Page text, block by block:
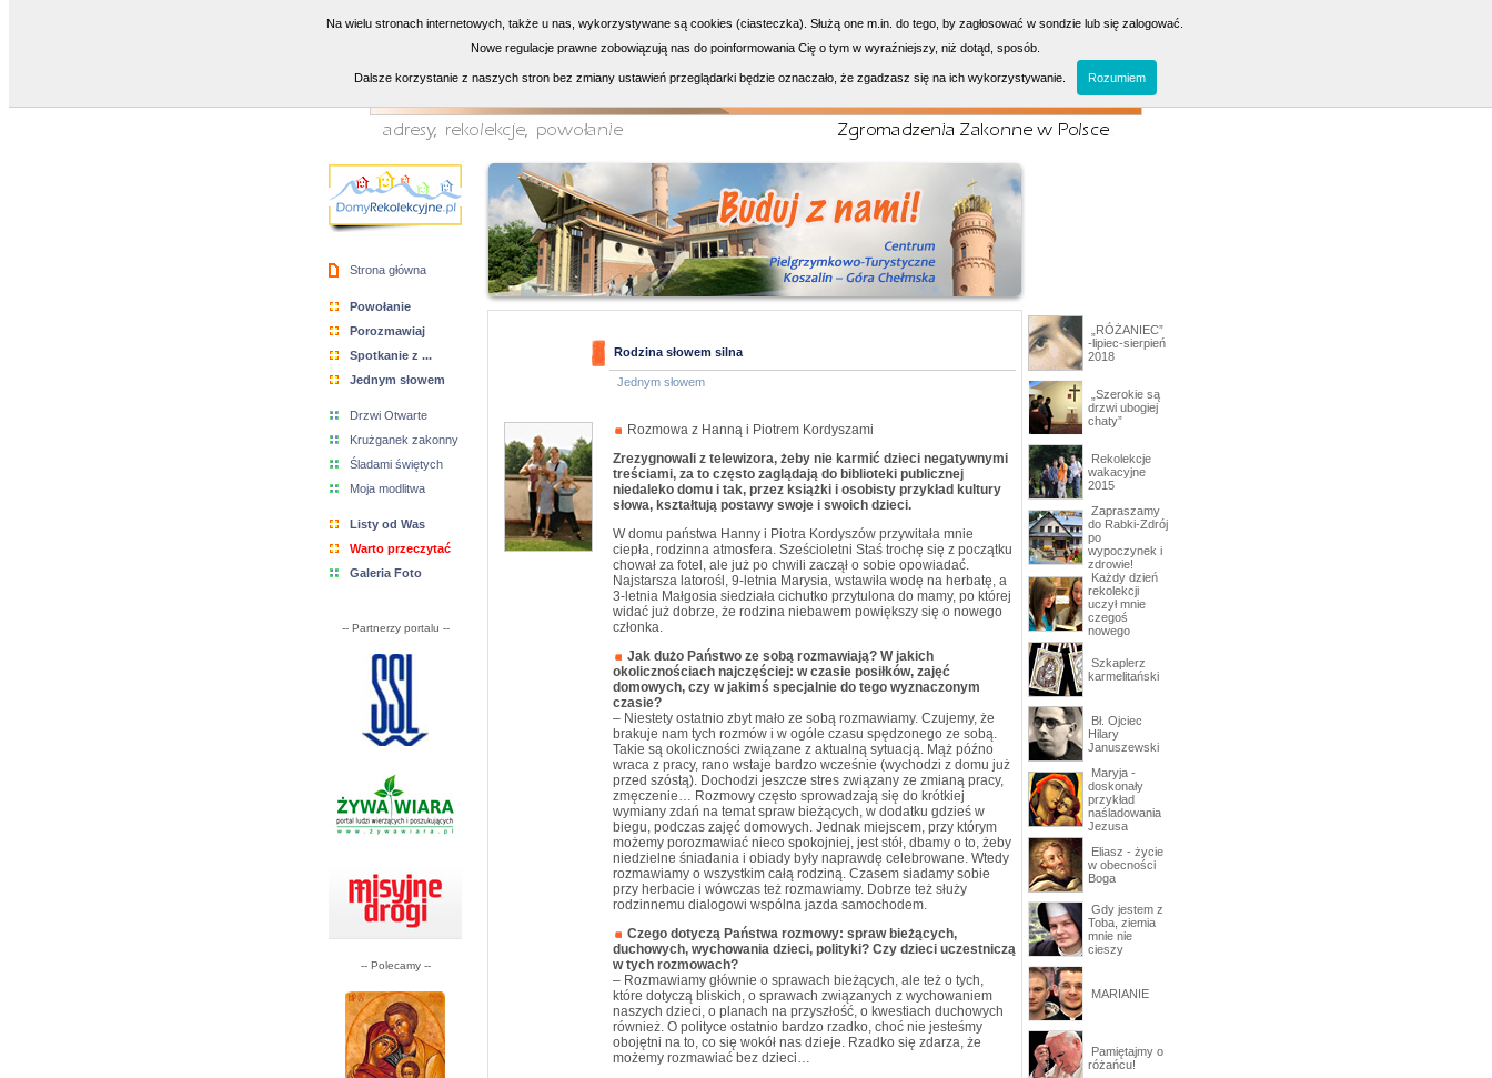
Strona główna
Powołanie
Porozmawiaj
Spotkanie z ...
Jednym słowem
Drzwi Otwarte
Krużganek zakonny
Śladami świętych
Moja modlitwa
Listy od Was
Warto przeczytać
Galeria Foto
-- Partnerzy portalu --
-- Polecamy --
Rodzina słowem silna
Jednym słowem
Rozmowa z Hanną i Piotrem Kordyszami
Zrezygnowali z telewizora, żeby nie karmić dzieci negatywnymi
treściami, za to często zaglądają do biblioteki publicznej
niedaleko domu i tak, przez książki i osobisty przykład kultury
słowa, kształtują postawy swoje i swoich dzieci.
W domu państwa Hanny i Piotra Kordyszów przywitała mnie
ciepła, rodzinna atmosfera. Sześcioletni Staś trochę się z początku
chował za fotel, ale już po chwili zaczął o sobie opowiadać.
Najstarsza latorośl, 9-letnia Marysia, wstawiła wodę na herbatę, a
3-letnia Małgosia siedziała cichutko przytulona do mamy, po której
widać już dobrze, że rodzina niebawem powiększy się o nowego
członka.
Jak dużo Państwo ze sobą rozmawiają? W jakich
okolicznościach najczęściej: w czasie posiłków, zajęć
domowych, czy w jakimś specjalnie do tego wyznaczonym
czasie?
– Niestety ostatnio zbyt mało ze sobą rozmawiamy. Czujemy, że
brakuje nam tych rozmów i w ogóle czasu spędzonego ze sobą.
Takie są okoliczności związane z aktualną sytuacją. Mąż późno
wraca z pracy, rano wstaje bardzo wcześnie (wychodzi z domu już
przed szóstą). Dochodzi jeszcze stres związany ze zmianą pracy,
zmęczenie… Rozmowy często sprowadzają się do krótkiej
wymiany zdań na temat spraw bieżących, w dodatku gdzieś w
biegu, podczas zajęć domowych. Jednak miejscem, przy którym
możemy porozmawiać nieco spokojniej, jest stół, dbamy o to, żeby
niedzielne śniadania i obiady były naprawdę celebrowane. Wtedy
rozmawiamy o wszystkim całą rodziną. Czasem siadamy sobie
przy herbacie i wówczas też rozmawiamy. Dobrze też służy
rodzinnemu dialogowi wspólna jazda samochodem.
Czego dotyczą Państwa rozmowy: spraw bieżących,
duchowych, wychowania dzieci, polityki? Czy dzieci uczestniczą
w tych rozmowach?
– Rozmawiamy głównie o sprawach bieżących, ale też o tych,
które dotyczą bliskich, o sprawach związanych z wychowaniem
naszych dzieci, o planach na przyszłość, o kwestiach duchowych
również. O polityce ostatnio bardzo rzadko, choć nie jesteśmy
obojętni na to, co się wokół nas dzieje. Rzadko się zdarza, że
możemy rozmawiać bez dzieci…
„RÓŻANIEC”
-lipiec-sierpień
2018
„Szerokie są
drzwi ubogiej
chaty”
Rekolekcje
wakacyjne
2015
Zapraszamy
do Rabki-Zdrój
po
wypoczynek i
zdrowie!
Każdy dzień
rekolekcji
uczył mnie
czegoś
nowego
Szkaplerz
karmelitański
Bł. Ojciec
Hilary
Januszewski
Maryja -
doskonały
przykład
naśladowania
Jezusa
Eliasz - życie
w obecności
Boga
Gdy jestem z
Toba, ziemia
mnie nie
cieszy
MARIANIE
Pamiętajmy o
różańcu!
Na wielu stronach internetowych, także u nas, wykorzystywane są cookies (ciasteczka). Służą one m.in. do tego, by zagłosować w sondzie lub się zalogować.
Nowe regulacje prawne zobowiązują nas do poinformowania Cię o tym w wyraźniejszy, niż dotąd, sposób.
Dalsze korzystanie z naszych stron bez zmiany ustawień przeglądarki będzie oznaczało, że zgadzasz się na ich wykorzystywanie. Rozumiem